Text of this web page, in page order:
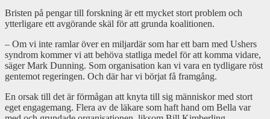
Bristen på pengar till forskning är ett mycket stort problem och
ytterligare ett avgörande skäl för att grunda koalitionen.
– Om vi inte ramlar över en miljardär som har ett barn med Ushers
syndrom kommer vi att behöva statliga medel för att komma vidare,
säger Mark Dunning. Som organisation kan vi vara en tydligare röst
gentemot regeringen. Och där har vi börjat få framgång.
En orsak till det är förmågan att knyta till sig människor med stort
eget engagemang. Flera av de läkare som haft hand om Bella var